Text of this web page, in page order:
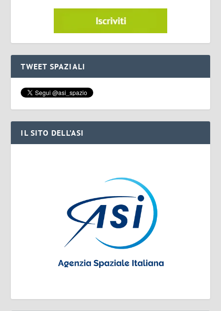
TWEET SPAZIALI
IL SITO DELL’ASI